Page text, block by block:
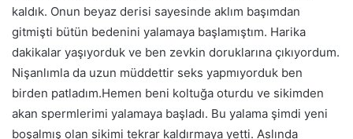
kaldık. Onun beyaz derisi sayesinde aklım başımdan
gitmişti bütün bedenini yalamaya başlamıştım. Harika
dakikalar yaşıyorduk ve ben zevkin doruklarına çıkıyordum.
Nişanlımla da uzun müddettir seks yapmıyorduk ben
birden patladım.Hemen beni koltuğa oturdu ve sikimden
akan spermlerimi yalamaya başladı. Bu yalama şimdi yeni
boşalmış olan sikimi tekrar kaldırmaya yetti. Aslında